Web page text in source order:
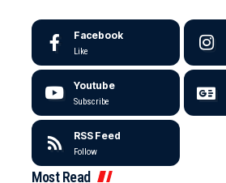
Facebook
Like
Youtube
Subscribe
RSS Feed
Follow
Most Read